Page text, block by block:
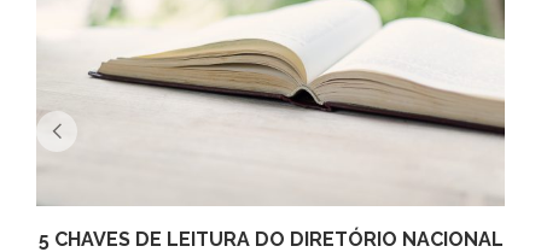
5 CHAVES DE LEITURA DO DIRETÓRIO NACIONAL